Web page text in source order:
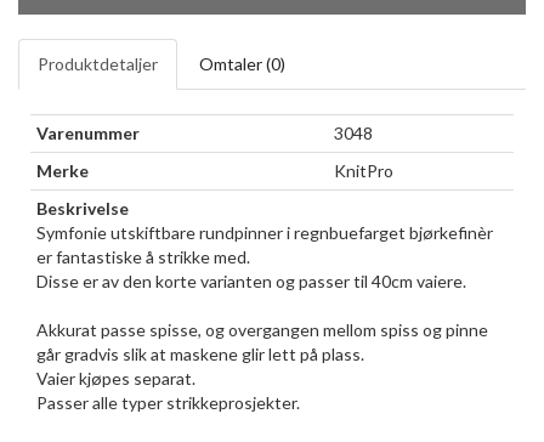
Produktdetaljer Omtaler (0)
Varenummer
3048
Merke
KnitPro
Beskrivelse
Symfonie utskiftbare rundpinner i regnbuefarget bjørkefinèr
er fantastiske å strikke med.
Disse er av den korte varianten og passer til 40cm vaiere.
Akkurat passe spisse, og overgangen mellom spiss og pinne
går gradvis slik at maskene glir lett på plass.
Vaier kjøpes separat.
Passer alle typer strikkeprosjekter.